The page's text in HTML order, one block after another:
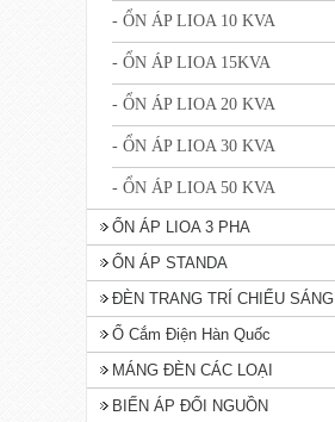
- ỔN ÁP LIOA 10 KVA
- ỔN ÁP LIOA 15KVA
- ỔN ÁP LIOA 20 KVA
- ỔN ÁP LIOA 30 KVA
- ỔN ÁP LIOA 50 KVA
ỔN ÁP LIOA 3 PHA
ỔN ÁP STANDA
ĐÈN TRANG TRÍ CHIẾU SÁNG
Ổ Cắm Điện Hàn Quốc
MÁNG ĐÈN CÁC LOẠI
BIẾN ÁP ĐỔI NGUỒN